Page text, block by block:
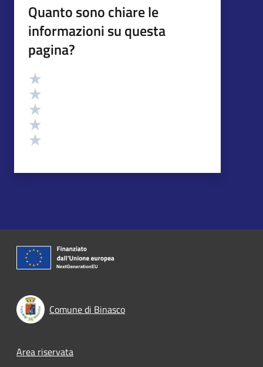
Quanto sono chiare le
informazioni su questa
pagina?
Valutazione
Comune di Binasco
Footer menu
Area riservata